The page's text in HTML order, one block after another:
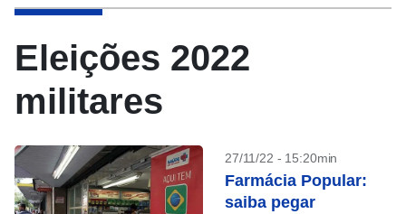
Eleições 2022
militares
27/11/22 - 15:20min
Farmácia Popular:
saiba pegar